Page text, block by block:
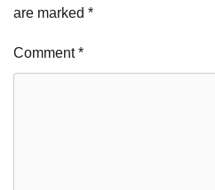
are marked *
Comment*